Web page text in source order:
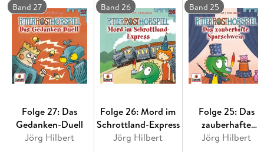
Band 27
Folge 27: Das
Gedanken-Duell
Jörg Hilbert
Band 26
Folge 26: Mord im
Schrottland-Express
Jörg Hilbert
Band 25
Folge 25: Das
zauberhafte
Sparschwein
Jörg Hilbert